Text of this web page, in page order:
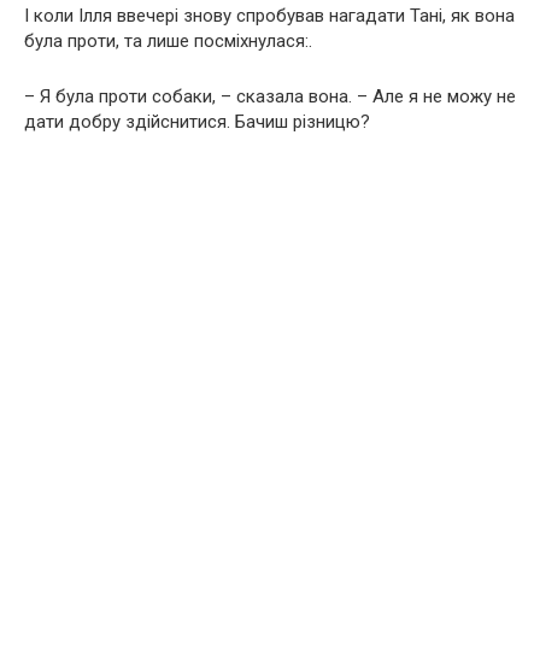
І коли Ілля ввечері знову спробував нагадати Тані, як вона
була проти, та лише посміхнулася:.
– Я була проти собаки, – сказала вона. – Але я не можу не
дати добру здійснитися. Бачиш різницю?